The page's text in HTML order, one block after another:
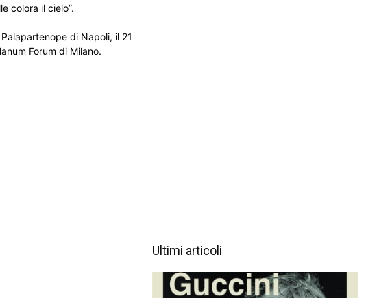
colora il cielo”.
di Napoli, il 21
Forum di Milano.
Ultimi articoli